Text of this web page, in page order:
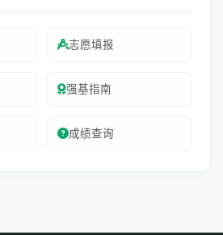
志愿填报
强基指南
成绩查询